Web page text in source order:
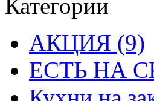
Категории
АКЦИЯ (9)
ЕСТЬ НА